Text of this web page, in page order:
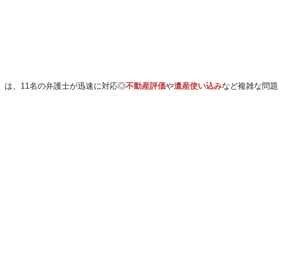
は、11名の弁護士が迅速に対応◎不動産評価や遺産使い込みなど複雑な問題